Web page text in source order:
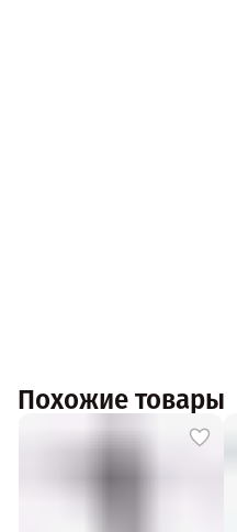
Похожие товары